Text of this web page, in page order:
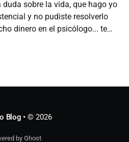
sobre la vida, que hago yo
y no pudiste resolverlo
dinero en el psicólogo... te
esto? bueno si queres saber
Blog • © 2026
by Ghost